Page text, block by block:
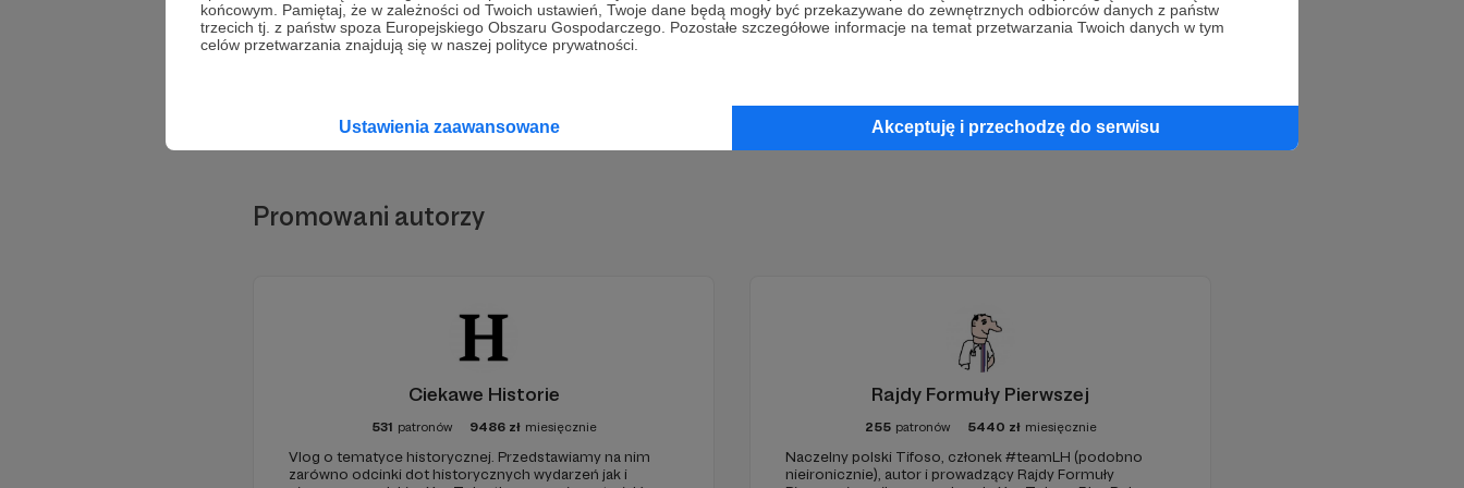
końcowym. Pamiętaj, że w zależności od Twoich ustawień, Twoje dane będą mogły być przekazywane do zewnętrznych odbiorców danych z państw
trzecich tj. z państw spoza Europejskiego Obszaru Gospodarczego. Pozostałe szczegółowe informacje na temat przetwarzania Twoich danych w tym
celów przetwarzania znajdują się w naszej polityce prywatności.
Ustawienia zaawansowane Akceptuję i przechodzę do serwisu
Promowani autorzy
Ciekawe Historie
531 patronów 9486 zł miesięcznie
Vlog o tematyce historycznej. Przedstawiamy na nim
zarówno odcinki dot historycznych wydarzeń jak i
Rajdy Formuły Pierwszej
255 patronów 5440 zł miesięcznie
Naczelny polski Tifoso, członek #teamLH (podobno
nieironicznie), autor i prowadzący Rajdy Formuły